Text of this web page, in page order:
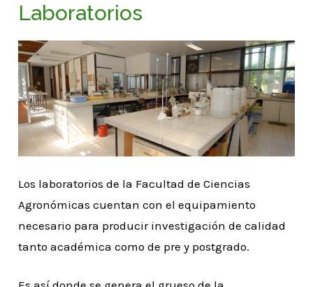
Laboratorios
Los laboratorios de la Facultad de Ciencias
Agronómicas cuentan con el equipamiento
necesario para producir investigación de calidad
tanto académica como de pre y postgrado.